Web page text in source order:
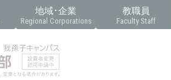
地域･企業
Regional Corporations
教職員
Faculty Staff